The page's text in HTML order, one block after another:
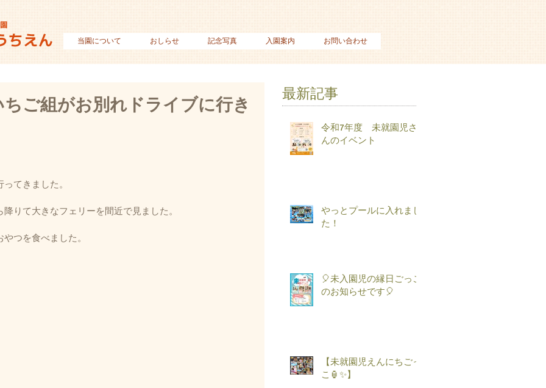
当園について おしらせ 記念写真 入園案内 お問い合わせ
ご組がお別れドライブに行き
てきました。
りて大きなフェリーを間近で見ました。
つを食べました。
最新記事
令和7年度 未就園児さ
んのイベント
やっとプールに入れまし
た！
🎈未入園児の縁日ごっこ
のお知らせです🎈
【未就園児えんにちごっ
こ🏮✨】